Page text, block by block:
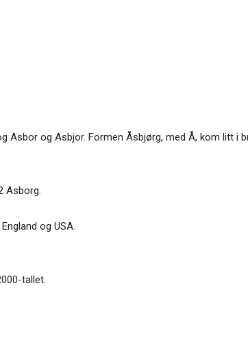
Asbor og Asbjor. Formen Åsbjørg, med Å, kom litt i
Asborg.
og USA.
tallet.